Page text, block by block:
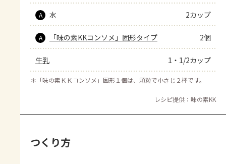
A 水 2カップ
A 「味の素KKコンソメ」固形タイプ 2個
牛乳 1・1/2カップ
＊ 「味の素ＫＫコンソメ」固形１個は、顆粒で小さじ２杯です。
レシピ提供：味の素KK
つくり方